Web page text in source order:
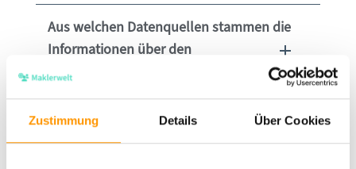
Zustimmung Details Über Cookies
Aus welchen Datenquellen stammen die
Informationen über den
Mietinteressenten beim Mietercheck?
Kann ich auch mehrere Mieterchecks auf
einmal kaufen?